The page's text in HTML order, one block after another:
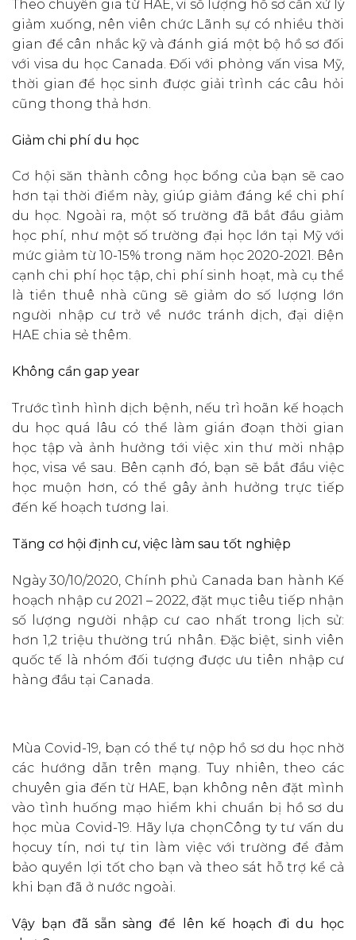
Theo chuyên gia từ HAE, vì số lượng hồ sơ cần xử lý
giảm xuống, nên viên chức Lãnh sự có nhiều thời
gian để cân nhắc kỹ và đánh giá một bộ hồ sơ đối
với visa du học Canada. Đối với phỏng vấn visa Mỹ,
thời gian để học sinh được giải trình các câu hỏi
cũng thong thả hơn.
Giảm chi phí du học
Cơ hội săn thành công học bổng của bạn sẽ cao
hơn tại thời điểm này, giúp giảm đáng kể chi phí
du học. Ngoài ra, một số trường đã bắt đầu giảm
học phí, như một số trường đại học lớn tại Mỹ với
mức giảm từ 10-15% trong năm học 2020-2021. Bên
cạnh chi phí học tập, chi phí sinh hoạt, mà cụ thể
là tiền thuê nhà cũng sẽ giảm do số lượng lớn
người nhập cư trở về nước tránh dịch, đại diện
HAE chia sẻ thêm.
Không cần gap year
Trước tình hình dịch bệnh, nếu trì hoãn kế hoạch
du học quá lâu có thể làm gián đoạn thời gian
học tập và ảnh hưởng tới việc xin thư mời nhập
học, visa về sau. Bên cạnh đó, bạn sẽ bắt đầu việc
học muộn hơn, có thể gây ảnh hưởng trực tiếp
đến kế hoạch tương lai.
Tăng cơ hội định cư, việc làm sau tốt nghiệp
Ngày 30/10/2020, Chính phủ Canada ban hành Kế
hoạch nhập cư 2021 – 2022, đặt mục tiêu tiếp nhận
số lượng người nhập cư cao nhất trong lịch sử:
hơn 1,2 triệu thường trú nhân. Đặc biệt, sinh viên
quốc tế là nhóm đối tượng được ưu tiên nhập cư
hàng đầu tại Canada.
Mùa Covid-19, bạn có thể tự nộp hồ sơ du học nhờ
các hướng dẫn trên mạng. Tuy nhiên, theo các
chuyên gia đến từ HAE, bạn không nên đặt mình
vào tình huống mạo hiểm khi chuẩn bị hồ sơ du
học mùa Covid-19. Hãy lựa chọnCông ty tư vấn du
họcuy tín, nơi tự tin làm việc với trường để đảm
bảo quyền lợi tốt cho bạn và theo sát hỗ trợ kể cả
khi bạn đã ở nước ngoài.
Vậy bạn đã sẵn sàng để lên kế hoạch đi du học